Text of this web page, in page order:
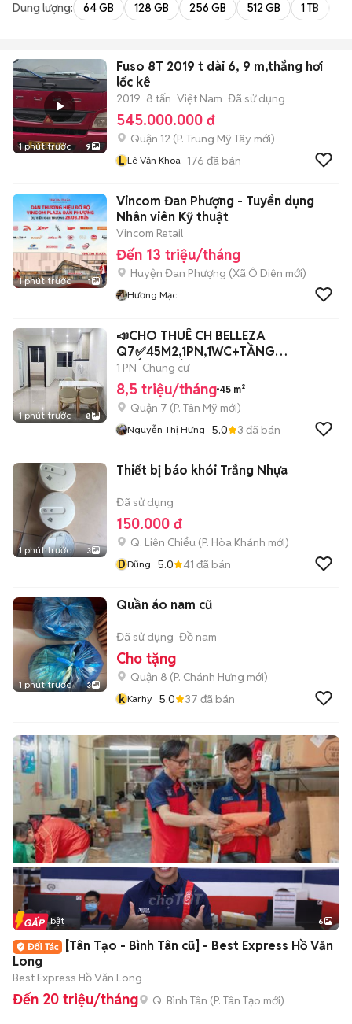
Dung lượng: 64 GB 128 GB 256 GB 512 GB 1 TB
1 phút trước 9
Fuso 8T 2019 t dài 6, 9 m,thắng hơi
lốc kê
2019 8 tấn Việt Nam Đã sử dụng
545.000.000 đ
Quận 12 (P. Trung Mỹ Tây mới)
L Lê Văn Khoa 176 đã bán
1 phút trước 1
Vincom Đan Phượng - Tuyển dụng
Nhân viên Kỹ thuật
Vincom Retail
Đến 13 triệu/tháng
Huyện Đan Phượng (Xã Ô Diên mới)
Hương Mạc
1 phút trước 8
📣CHO THUÊ CH BELLEZA
Q7✅45M2,1PN,1WC+TẦNG
THẤP✅NHÀ ĐẸP✅NT MỚI TINH💰8.5
1 PN Chung cư
8,5 triệu/tháng 45 m²
Quận 7 (P. Tân Mỹ mới)
Nguyễn Thị Hưng 5.0 3 đã bán
1 phút trước 3
Thiết bị báo khói Trắng Nhựa
Đã sử dụng
150.000 đ
Q. Liên Chiểu (P. Hòa Khánh mới)
DDũng 5.0 41 đã bán
1 phút trước 3
Quần áo nam cũ
Đã sử dụng Đồ nam
Cho tặng
Quận 8 (P. Chánh Hưng mới)
k Karhy 5.0 37 đã bán
+2
Tin nổi bật 6
[Tân Tạo - Bình Tân cũ] - Best Express Hồ Văn
Long
Best Express Hồ Văn Long
Đến 20 triệu/tháng Q. Bình Tân (P. Tân Tạo mới)